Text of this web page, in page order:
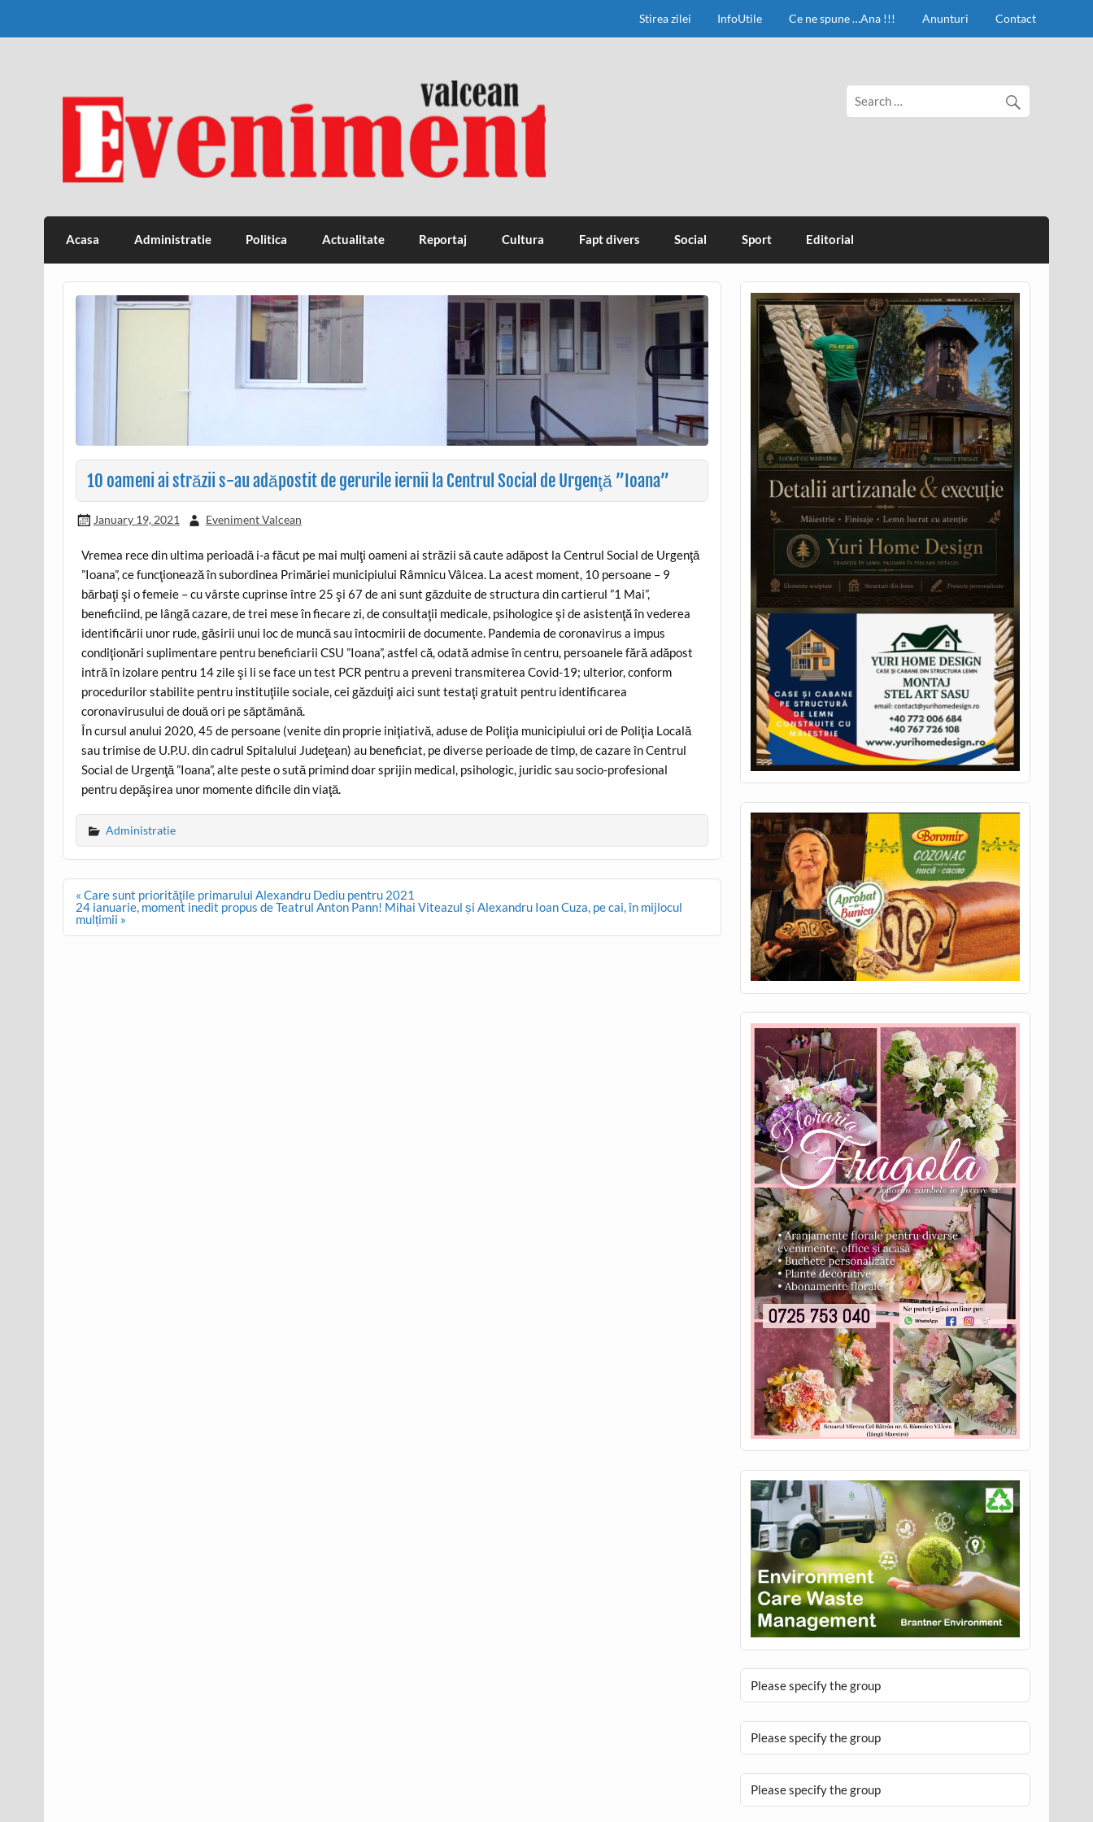
Stirea zilei InfoUtile Ce ne spune …Ana !!! Anunturi Contact
Eveniment Valcean
Acasa Administratie Politica Actualitate Reportaj Cultura Fapt divers Social Sport Editorial
10 oameni ai străzii s-au adăpostit de gerurile iernii la Centrul Social de Urgenţă ”Ioana”
January 19, 2021 Eveniment Valcean
Vremea rece din ultima perioadă i-a făcut pe mai mulţi oameni ai străzii să caute adăpost la Centrul Social de Urgenţă
”Ioana”, ce funcţionează în subordinea Primăriei municipiului Râmnicu Vâlcea. La acest moment, 10 persoane – 9
bărbaţi şi o femeie – cu vârste cuprinse între 25 şi 67 de ani sunt găzduite de structura din cartierul ”1 Mai”,
beneficiind, pe lângă cazare, de trei mese în fiecare zi, de consultaţii medicale, psihologice şi de asistenţă în vederea
identificării unor rude, găsirii unui loc de muncă sau întocmirii de documente. Pandemia de coronavirus a impus
condiţionări suplimentare pentru beneficiarii CSU ”Ioana”, astfel că, odată admise în centru, persoanele fără adăpost
intră în izolare pentru 14 zile şi li se face un test PCR pentru a preveni transmiterea Covid-19; ulterior, conform
procedurilor stabilite pentru instituţiile sociale, cei găzduiţi aici sunt testaţi gratuit pentru identificarea
coronavirusului de două ori pe săptămână.
În cursul anului 2020, 45 de persoane (venite din proprie iniţiativă, aduse de Poliţia municipiului ori de Poliţia Locală
sau trimise de U.P.U. din cadrul Spitalului Judeţean) au beneficiat, pe diverse perioade de timp, de cazare în Centrul
Social de Urgenţă ”Ioana”, alte peste o sută primind doar sprijin medical, psihologic, juridic sau socio-profesional
pentru depăşirea unor momente dificile din viaţă.
Administratie
Post
navigation
« Care sunt priorităţile primarului Alexandru Dediu pentru 2021
24 ianuarie, moment inedit propus de Teatrul Anton Pann! Mihai Viteazul și Alexandru Ioan Cuza, pe cai, în mijlocul
mulțimii »
Please specify the group
Please specify the group
Please specify the group